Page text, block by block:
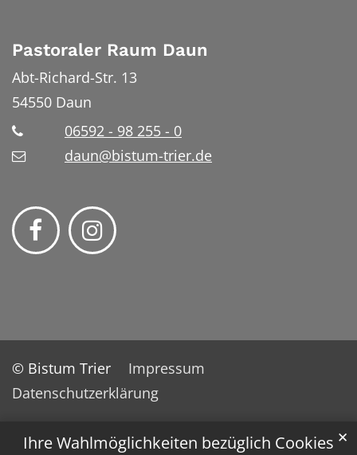
Ihre Wahlmöglichkeiten bezüglich Cookies ✕
Pastoraler Raum Daun
Abt-Richard-Str. 13
54550 Daun
06592 - 98 255 - 0
daun@bistum-trier.de
© Bistum Trier
Impressum
Datenschutzerklärung